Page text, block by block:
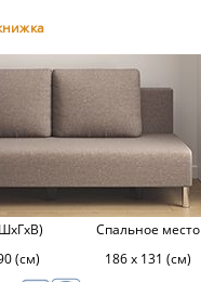
(см)
Спальное место
186 х 131 (см)